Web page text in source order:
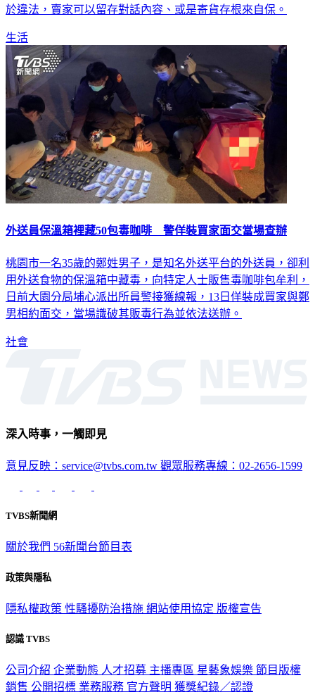
於違法，賣家可以留存對話內容、或是寄貨存根來自保。
生活
外送員保溫箱裡藏50包毒咖啡 警佯裝買家面交當場查辦
桃園市一名35歲的鄭姓男子，是知名外送平台的外送員，卻利
用外送食物的保溫箱中藏毒，向特定人士販售毒咖啡包牟利，
日前大園分局埔心派出所員警接獲線報，13日佯裝成買家與鄭
男相約面交，當場識破其販毒行為並依法送辦。
社會
深入時事，一觸即見
意見反映：service@tvbs.com.tw 觀眾服務專線：02-2656-1599
TVBS新聞網
關於我們 56新聞台節目表
政策與隱私
隱私權政策 性騷擾防治措施 網站使用協定 版權宣告
認識 TVBS
公司介紹 企業動態 人才招募 主播專區 星藝象娛樂 節目版權
銷售 公開招標 業務服務 官方聲明 獲獎紀錄／認證